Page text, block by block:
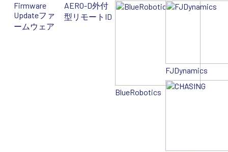
Firmware
Updateファ
ームウェア
AERO-D外付
型リモートID
BlueRobotics
FJDynamics